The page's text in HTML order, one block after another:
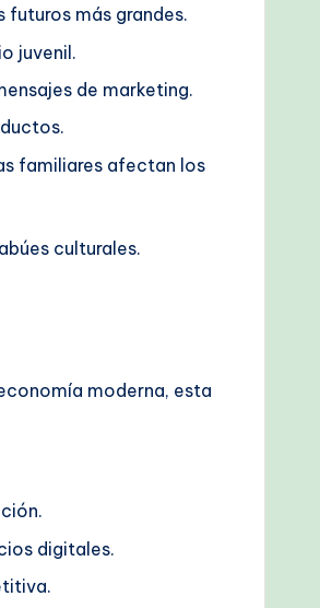
más grandes.
juvenil.
de marketing.
familiares afectan los
culturales.
moderna, esta
digitales.